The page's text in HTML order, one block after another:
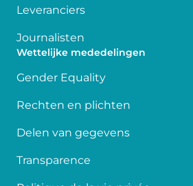
Leveranciers
Journalisten
Wettelijke mededelingen
Gender Equality
Rechten en plichten
Delen van gegevens
Transparence